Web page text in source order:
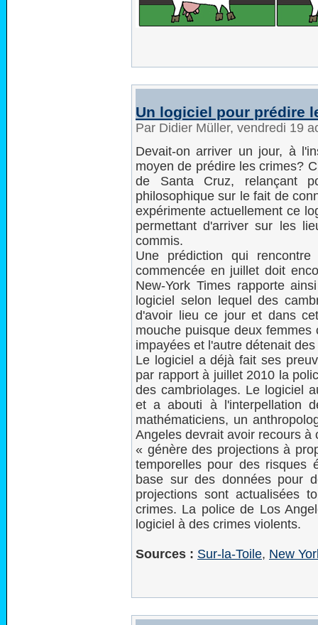
Un logiciel pour prédire
Par Didier Müller, vendredi 19
Devait-on arriver un jour, à
moyen de prédire les crimes?
de Santa Cruz, relançant
philosophique sur le fait de
expérimente actuellement ce
permettant d'arriver sur les
commis.
Une prédiction qui
commencée en juillet doit
New-York Times rapporte
logiciel selon lequel des
d'avoir lieu ce jour et dans
mouche puisque deux
impayées et l'autre détenait
Le logiciel a déjà fait ses
par rapport à juillet 2010 la
des cambriolages. Le logiciel
et a abouti à l'interpellation
mathématiciens, un
Angeles devrait avoir recours
« génère des projections à
temporelles pour des risques
base sur des données pour
projections sont actualisées
crimes. La police de Los
logiciel à des crimes violents.
Sources : Sur-la-Toile, New